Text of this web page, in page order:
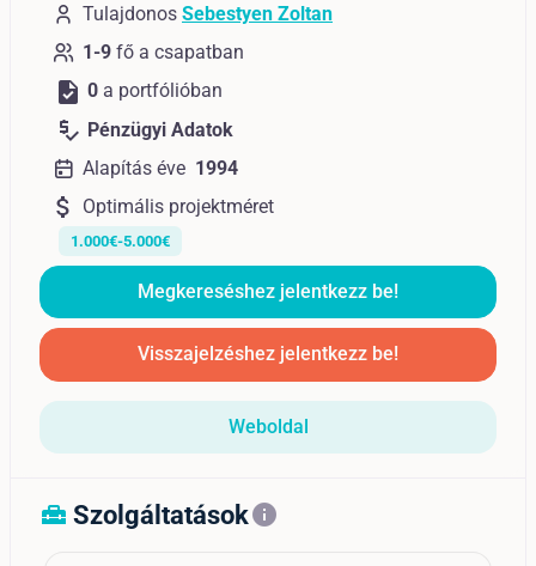
Tulajdonos Sebestyen Zoltan
1-9 fő a csapatban
task 0 a portfólióban
price_check Pénzügyi Adatok
Alapítás éve 1994
attach_money Optimális projektméret
1.000€-5.000€
Megkereséshez jelentkezz be!
Visszajelzéshez jelentkezz be!
Weboldal
home_repair_service Szolgáltatásokinfo